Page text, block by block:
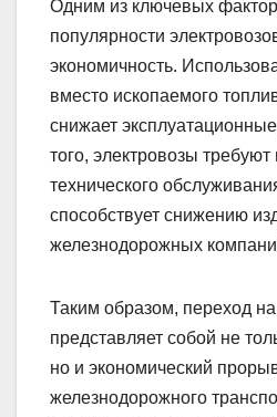
Одним из ключевых
популярности
экономичность.
вместо ископаемого
снижает
того, электровозы
технического
способствует снижению
железнодорожных
Таким образом, переход
представляет собой не
но и экономический
железнодорожного